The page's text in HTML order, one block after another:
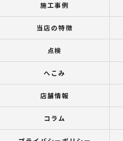
施工事例
当店の特徴
点検
へこみ
店舗情報
コラム